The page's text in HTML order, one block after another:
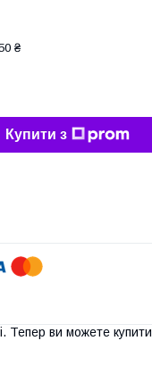
₴
Купити з
Тепер ви можете купити